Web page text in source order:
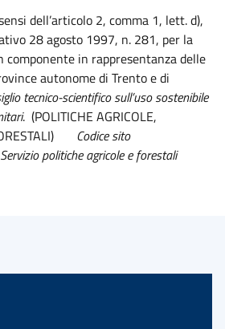
dell’articolo 2, comma 1, lett. d),
28 agosto 1997, n. 281, per la
componente in rappresentanza delle
autonome di Trento e di
tecnico-scientifico sull’uso sostenibile
. (POLITICHE AGRICOLE,
Codice sito
politiche agricole e forestali